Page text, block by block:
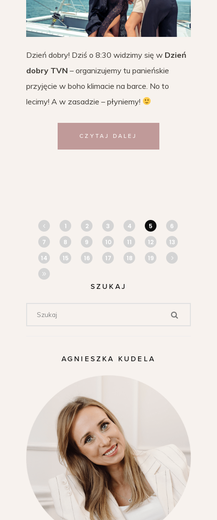
Dzień dobry! Dziś o 8:30 widzimy się w Dzień
dobry TVN – organizujemy tu panieńskie
przyjęcie w boho klimacie na barce. No to
lecimy! A w zasadzie – płyniemy!
CZYTAJ DALEJ
1 2 3 4 5
6
7
8 9 10 11 12
13
14
15 16 17 18 19
SZUKAJ
AGNIESZKA KUDELA